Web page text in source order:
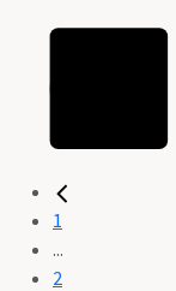
1
...
2